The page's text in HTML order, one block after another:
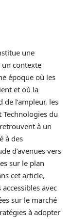
une
contexte
époque où les
et où la
l’ampleur, les
Technologies du
à un
à des
d’avenues vers
sur le plan
cet article,
avec
sur le marché
à adopter